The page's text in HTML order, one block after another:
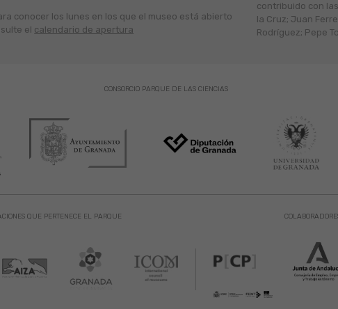
conocer los lunes en los que el museo está abierto
el calendario de apertura
contribuido con
la Cruz; Juan
Rodríguez; Pepe
QUE PERTENECE EL PARQUE
CONSORCIO PARQUE DE LAS CIENCIAS